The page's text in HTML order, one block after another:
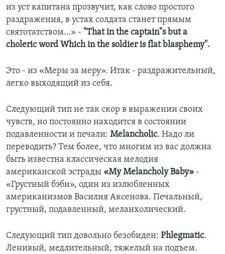
из уст капитана прозвучит, как слово простого
раздражения, в устах солдата станет прямым
святотатством…» - "That in the captain"s but a
choleric word Which in the soldier is flat blasphemy".
Это - из «Меры за меру». Итак - раздражительный,
легко выходящий из себя.
Следующий тип не так скор в выражении своих
чувств, но постоянно находится в состоянии
подавленности и печали: Melancholic. Надо ли
переводить? Тем более, что многим из вас должна
быть известна классическая мелодия
американской эстрады «My Melancholy Baby» -
«Грустный бэби», один из излюбленных
американизмов Василия Аксенова. Печальный,
грустный, подавленный, меланхолический.
Следующий тип довольно безобиден: Phlegmatic.
Ленивый, медлительный, тяжелый на подъем.